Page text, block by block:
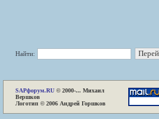
Найти:
SAPфорум.RU © 2000-... Михаил
Вершков
Логотип © 2006 Андрей Горшков